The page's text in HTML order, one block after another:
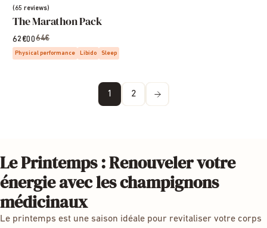
(65 reviews)
The Marathon Pack
62€0064€
Physical performance Libido Sleep
1 2
Le Printemps : Renouveler votre
énergie avec les champignons
médicinaux
Le printemps est une saison idéale pour revitaliser votre corps